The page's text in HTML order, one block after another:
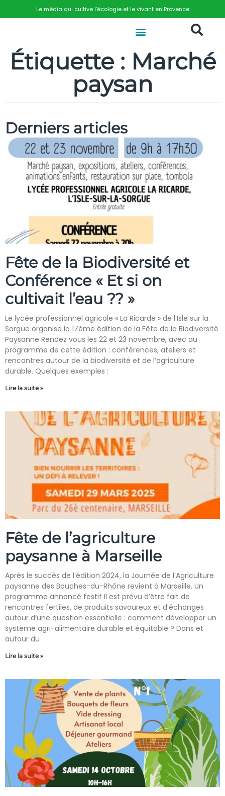
Le média qui cultive l’écologie et le vivant en Provence
Étiquette : Marché
paysan
Derniers articles
Fête de la Biodiversité et
Conférence « Et si on
cultivait l’eau ?? »
Le lycée professionnel agricole « La Ricarde » de l’Isle sur la
Sorgue organise la 17ème édition de la Fête de la Biodiversité
Paysanne Rendez vous les 22 et 23 novembre, avec au
programme de cette édition : conférences, ateliers et
rencontres autour de la biodiversité et de l’agriculture
durable. Quelques exemples :
Lire la suite »
Fête de l’agriculture
paysanne à Marseille
Après le succès de l’édition 2024, la Journée de l’Agriculture
paysanne des Bouches-du-Rhône revient à Marseille. Un
programme annoncé festif Il est prévu d’être fait de
rencontres fertiles, de produits savoureux et d’échanges
autour d’une question essentielle : comment développer un
système agri-alimentaire durable et équitable ? Dans et
autour du
Lire la suite »